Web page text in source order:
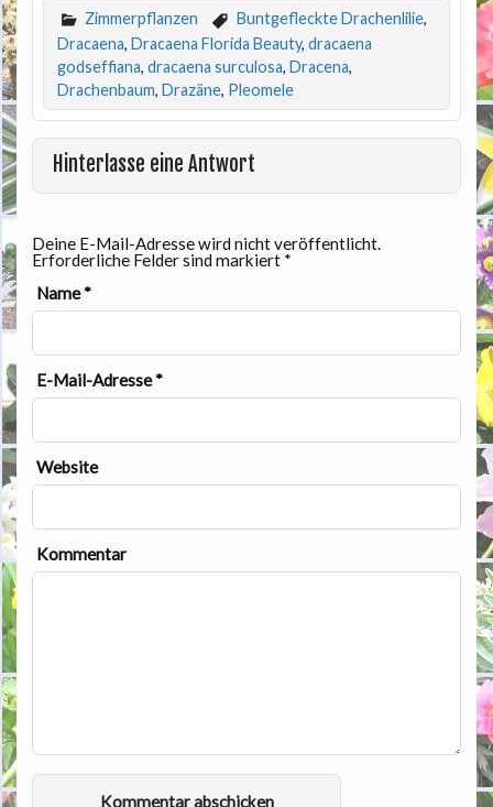
Zimmerpflanzen Buntgefleckte Drachenlilie,
Dracaena, Dracaena Florida Beauty, dracaena
godseffiana, dracaena surculosa, Dracena,
Drachenbaum, Drazäne, Pleomele
Hinterlasse eine Antwort
Deine E-Mail-Adresse wird nicht veröffentlicht.
Erforderliche Felder sind markiert *
Name*
E-Mail-Adresse*
Website
Kommentar